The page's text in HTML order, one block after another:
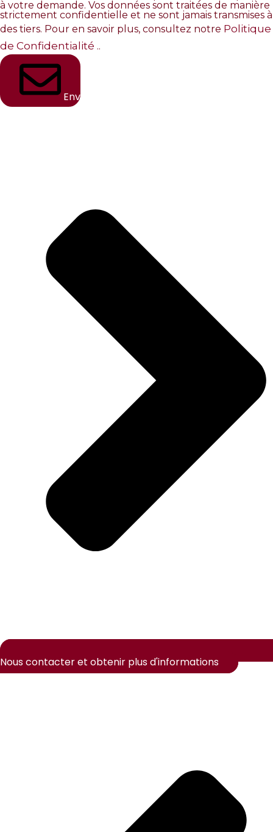
à votre demande. Vos données sont traitées de manière
strictement confidentielle et ne sont jamais transmises à
des tiers. Pour en savoir plus, consultez notre Politique
de Confidentialité ..
Envoyer
Nous contacter et obtenir plus d'informations